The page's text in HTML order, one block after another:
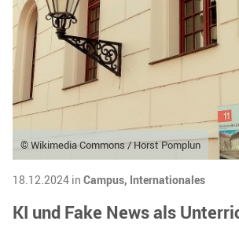
© Wikimedia Commons / Horst Pomplun
18.12.2024 in Campus, Internationales
KI und Fake News als